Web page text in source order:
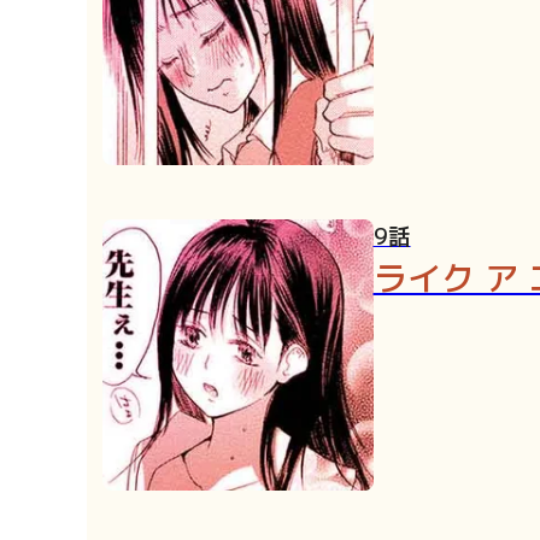
9話
ライク ア